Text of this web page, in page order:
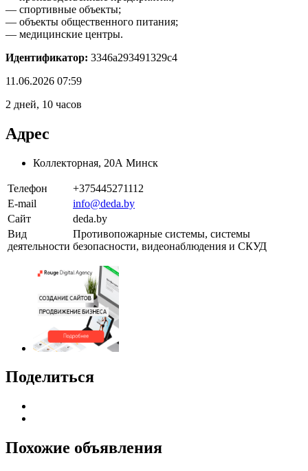
— спортивные объекты;
— объекты общественного питания;
— медицинские центры.
Идентификатор: 3346a293491329c4
11.06.2026 07:59
2 дней, 10 часов
Адрес
Коллекторная, 20А Минск
Телефон
+375445271112
E-mail
info@deda.by
Сайт
deda.by
Вид
деятельности
Противопожарные системы, системы
безопасности, видеонаблюдения и СКУД
Поделиться
Похожие объявления